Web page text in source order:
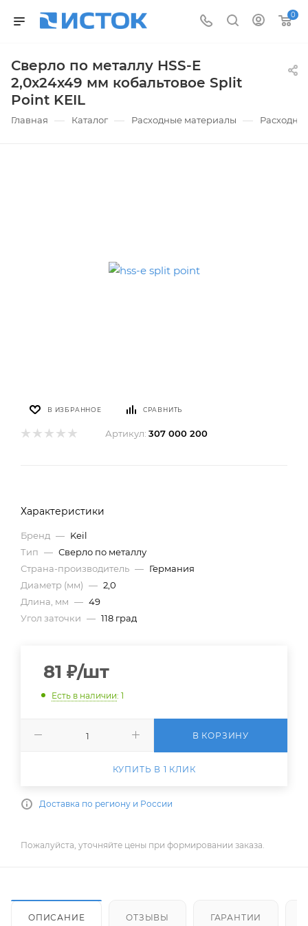
0
Сверло по металлу HSS-E
2,0x24х49 мм кобальтовое Split
Point KEIL
Главная — Каталог — Расходные материалы —
В ИЗБРАННОЕ СРАВНИТЬ
Артикул: 307 000 200
Характеристики
Бренд — Keil
Тип — Сверло по металлу
Страна-производитель — Германия
Диаметр (мм) — 2,0
Длина, мм — 49
Угол заточки — 118 град
81 ₽/шт
Есть в наличии: 1
В КОРЗИНУ
КУПИТЬ В 1 КЛИК
Доставка по региону и России
Пожалуйста, уточняйте цены при формировании заказа.
ОПИСАНИЕ ОТЗЫВЫ ГАРАНТИИ